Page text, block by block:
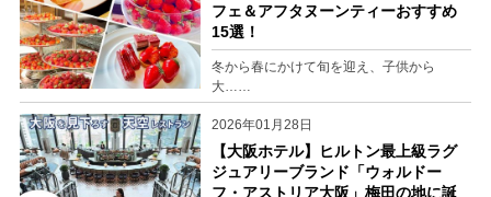
フェ＆アフタヌーンティーおすすめ
15選！
冬から春にかけて旬を迎え、子供から
大……
2026年01月28日
【大阪ホテル】ヒルトン最上級ラグ
ジュアリーブランド「ウォルドー
フ・アストリア大阪」梅田の地に誕